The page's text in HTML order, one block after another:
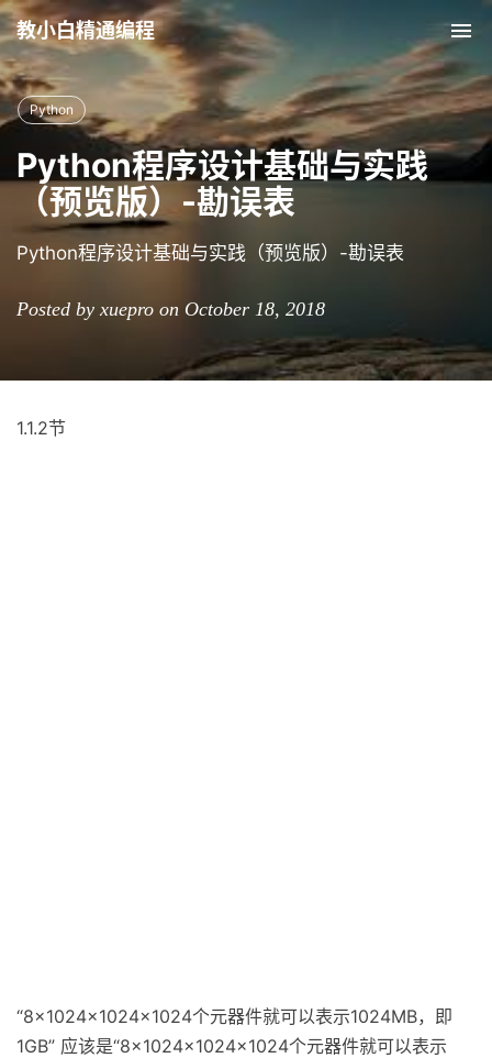
教小白精通编程
Python
Python程序设计基础与实践
（预览版）-勘误表
Python程序设计基础与实践（预览版）-勘误表
Posted by xuepro on October 18, 2018
1.1.2节
“8×1024×1024×1024个元器件就可以表示1024MB，即
1GB” 应该是“8×1024×1024×1024个元器件就可以表示